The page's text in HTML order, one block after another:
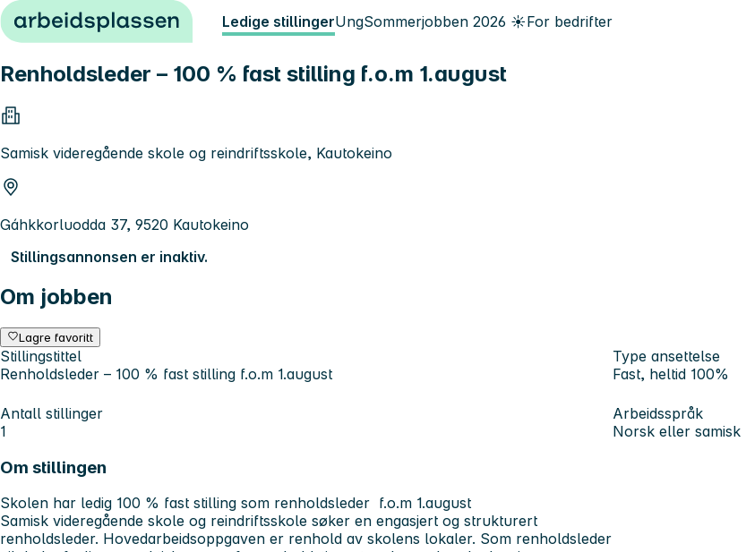
Hopp til innhold Ledige stillingerUngSommerjobben 2026 ☀️For bedrifter
Renholdsleder – 100 % fast stilling f.o.m 1.august
Samisk videregående skole og reindriftsskole, Kautokeino
Gáhkkorluodda 37, 9520 Kautokeino
Stillingsannonsen er inaktiv.
Om jobben
Lagre favoritt
Stillingstittel
Renholdsleder – 100 % fast stilling f.o.m 1.august
Type ansettelse
Fast, heltid 100%
Antall stillinger
1
Arbeidsspråk
Norsk eller samisk
Om stillingen
Skolen har ledig 100 % fast stilling som renholdsleder f.o.m 1.august
Samisk videregående skole og reindriftsskole søker en engasjert og strukturert
renholdsleder. Hovedarbeidsoppgaven er renhold av skolens lokaler. Som renholdsleder